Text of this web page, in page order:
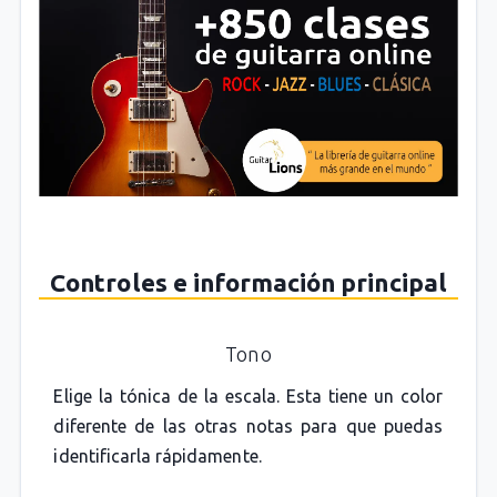
Controles e información principal
Tono
Elige la tónica de la escala. Esta tiene un color
diferente de las otras notas para que puedas
identificarla rápidamente.